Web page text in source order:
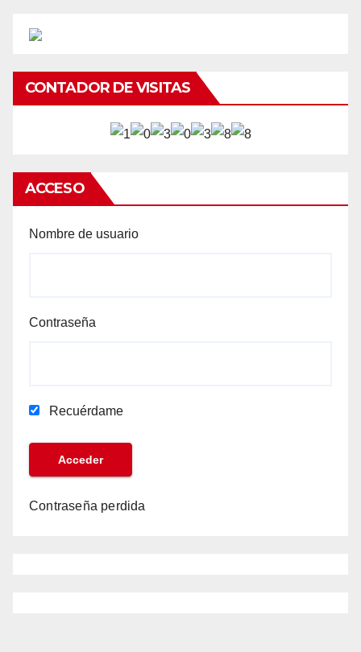
CONTADOR DE VISITAS
ACCESO
Nombre de usuario
Contraseña
Recuérdame
Contraseña perdida